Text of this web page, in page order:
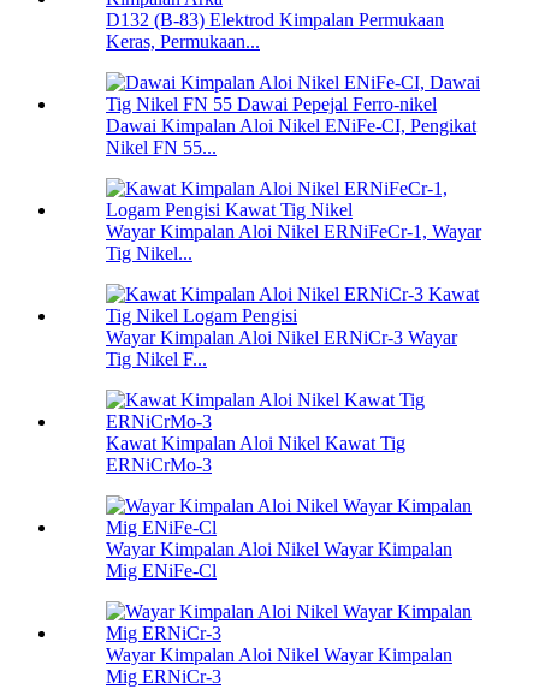
D132 (B-83) Elektrod Kimpalan Permukaan
Keras, Permukaan...
Dawai Kimpalan Aloi Nikel ENiFe-CI, Pengikat
Nikel FN 55...
Wayar Kimpalan Aloi Nikel ERNiFeCr-1, Wayar
Tig Nikel...
Wayar Kimpalan Aloi Nikel ERNiCr-3 Wayar
Tig Nikel F...
Kawat Kimpalan Aloi Nikel Kawat Tig
ERNiCrMo-3
Wayar Kimpalan Aloi Nikel Wayar Kimpalan
Mig ENiFe-Cl
Wayar Kimpalan Aloi Nikel Wayar Kimpalan
Mig ERNiCr-3